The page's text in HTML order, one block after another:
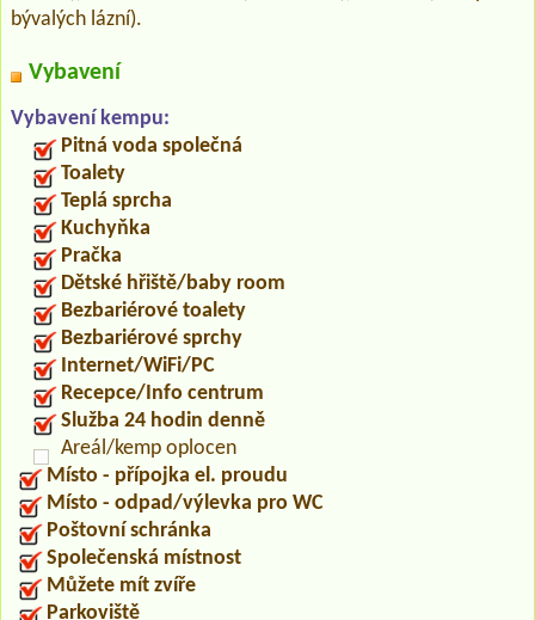
bývalých lázní).
Vybavení
Vybavení kempu:
Pitná voda společná
Toalety
Teplá sprcha
Kuchyňka
Pračka
Dětské hřiště/baby room
Bezbariérové toalety
Bezbariérové sprchy
Internet/WiFi/PC
Recepce/Info centrum
Služba 24 hodin denně
Areál/kemp oplocen
Místo - přípojka el. proudu
Místo - odpad/výlevka pro WC
Poštovní schránka
Společenská místnost
Můžete mít zvíře
Parkoviště